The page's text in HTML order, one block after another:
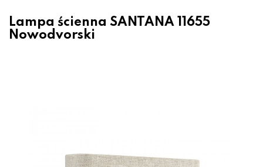
Lampa ścienna SANTANA 11655
Nowodvorski